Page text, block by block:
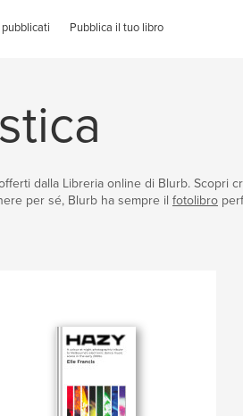
Pubblica il tuo libro
dalla Libreria online di Blurb. Scopri
per sé, Blurb ha sempre il fotolibro